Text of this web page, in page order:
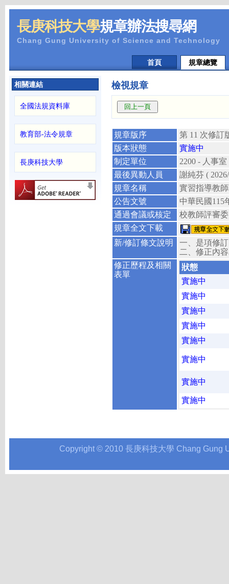
長庚科技大學規章辦法搜尋網
Chang Gung University of Science and Technology
首頁 規章總覽
相關連結
全國法規資料庫
教育部-法令規章
長庚科技大學
檢視規章
規章版序
第 11 次修訂
版本狀態
實施中
制定單位
2200 - 人事室
最後異動人員
謝純芬 (
規章名稱
實習指導教
公告文號
中華民國 115
通過會議或核定
校教師評審
規章全文下載
新/修訂條文說明
一、是項修
二、修正內
修正歷程及相關
表單
狀態
實施中
實施中
實施中
實施中
實施中
實施中
實施中
實施中
Copyright © 2010 長庚科技大學 Chang Gung